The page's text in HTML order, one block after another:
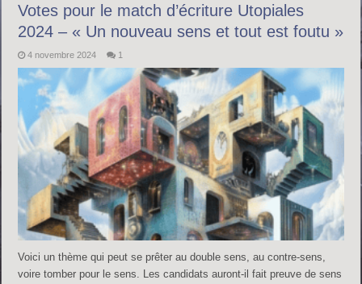
Votes pour le match d’écriture Utopiales
2024 – « Un nouveau sens et tout est foutu »
4 novembre 2024 1
Voici un thème qui peut se prêter au double sens, au contre-sens,
voire tomber pour le sens. Les candidats auront-il fait preuve de sens